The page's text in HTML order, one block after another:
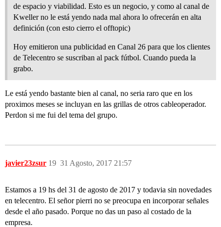
de espacio y viabilidad. Esto es un negocio, y como al canal de
Kweller no le está yendo nada mal ahora lo ofrecerán en alta
definición (con esto cierro el offtopic)
Hoy emitieron una publicidad en Canal 26 para que los clientes
de Telecentro se suscriban al pack fútbol. Cuando pueda la
grabo.
Le está yendo bastante bien al canal, no seria raro que en los
proximos meses se incluyan en las grillas de otros cableoperador.
Perdon si me fui del tema del grupo.
javier23zsur 31 Agosto, 2017 21:57
19
Estamos a 19 hs del 31 de agosto de 2017 y todavia sin novedades
en telecentro. El señor pierri no se preocupa en incorporar señales
desde el año pasado. Porque no das un paso al costado de la
empresa.